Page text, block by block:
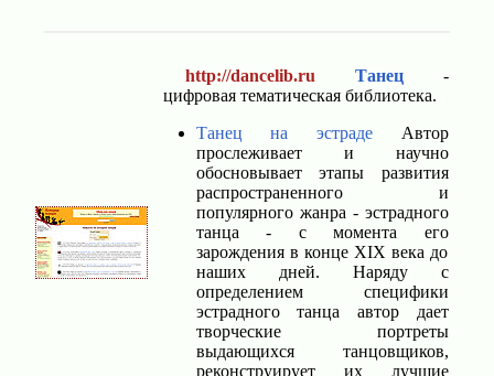
http://dancelib.ru Танец-
цифровая тематическая библиотека.
Танец на эстрадеАвтор
прослеживает и научно
обосновывает этапы развития
распространенного и
популярного жанра - эстрадного
танца - с момента его
зарождения в конце XIX века до
наших дней. Наряду с
определением специфики
эстрадного танца автор дает
творческие портреты
выдающихся танцовщиков,
реконструирует их лучшие